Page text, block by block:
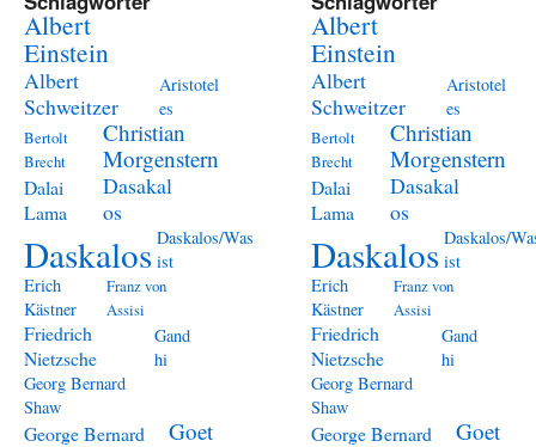
Albert
Einstein
Albert
Schweitzer
Aristotel
es
Bertolt
Brecht
Christian
Morgenstern
Dalai
Lama
Dasakal
os
Daskalos Daskalos/Was
ist
Erich
Kästner
Franz von
Assisi
Friedrich
Nietzsche
Gand
hi
Georg Bernard
Shaw
George Bernard
Goet
Albert
Einstein
Albert
Schweitzer
Aristotel
es
Bertolt
Brecht
Christian
Morgenstern
Dalai
Lama
Dasakal
os
Daskalos Daskalos/
ist
Erich
Kästner
Franz von
Assisi
Friedrich
Nietzsche
Gand
hi
Georg Bernard
Shaw
George Bernard
Goet